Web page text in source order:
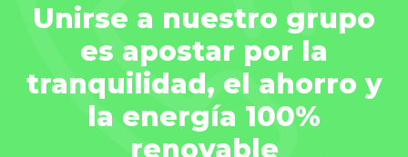
Unirse a nuestro grupo
es apostar por la
tranquilidad, el ahorro y
la energía 100%
renovable